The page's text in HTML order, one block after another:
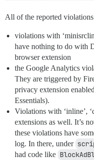
All of the reported violations
violations with
have nothing to do with
browser extension
the Google Analytics
They are triggered by
privacy extension
Essentials).
Violations with ‘inline’,
extensions as well. It’s
these violations have
log. In there, under
had code like